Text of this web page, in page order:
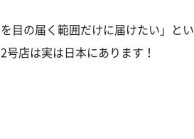
目の届く範囲だけに届けたい」とい
店は実は日本にあります！